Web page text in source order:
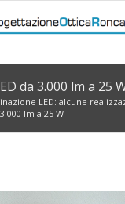
da 3.000 lm a 25
LED: alcune
lm a 25 W